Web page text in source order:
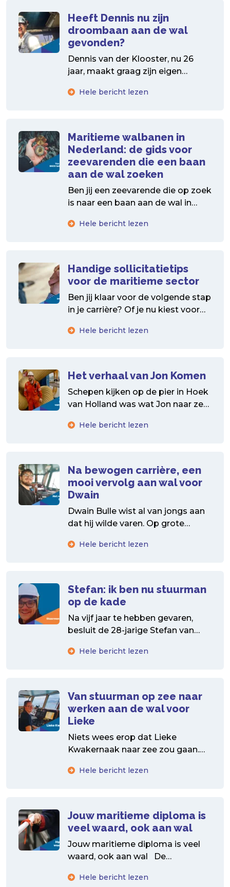
Heeft Dennis nu zijn
droombaan aan de wal
gevonden?
Dennis van der Klooster, nu 26
jaar, maakt graag zijn eigen
gaat hij dan...
Hele bericht lezen
Maritieme walbanen in
Nederland: de gids voor
zeevarenden die een baan
aan de wal zoeken
Ben jij een zeevarende die op zoek
is naar een baan aan de wal in
Hele bericht lezen
Handige sollicitatietips
voor de maritieme sector
Ben jij klaar voor de volgende stap
in je carrière? Of je nu kiest voor
Hele bericht lezen
Het verhaal van Jon Komen
Schepen kijken op de pier in Hoek
van Holland was wat Jon naar zee
Hele bericht lezen
Na bewogen carrière, een
mooi vervolg aan wal voor
Dwain
Dwain Bulle wist al van jongs aan
dat hij wilde varen. Op grote
zijn...Hele bericht lezen
Stefan: ik ben nu stuurman
op de kade
Na vijf jaar te hebben gevaren,
besluit de 28-jarige Stefan van
een walbaan....
Hele bericht lezen
Van stuurman op zee naar
werken aan de wal voor
Lieke
Niets wees erop dat Lieke
Kwakernaak naar zee zou gaan.
zeevaartopleiding. Handen-uit-de-
Hele bericht lezen
Jouw maritieme diploma is
veel waard, ook aan wal
Jouw maritieme diploma is veel
waard, ook aan wal De
Bedrijven staan te springen om...
Hele bericht lezen